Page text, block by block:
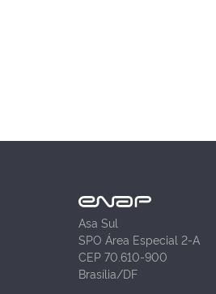
Asa Sul
SPO Área Especial 2-A
CEP 70.610-900
Brasília/DF